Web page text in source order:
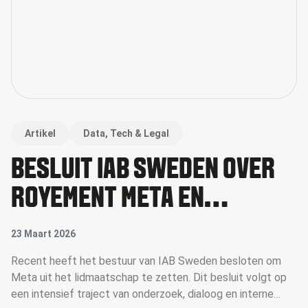
Artikel Data, Tech & Legal
BESLUIT IAB SWEDEN OVER
ROYEMENT META EN
BREDERE IMPLICATIES VOOR
DE DIGITALE
ADVERTENTIEKETEN
23 Maart 2026
Recent heeft het bestuur van IAB Sweden besloten om
Meta uit het lidmaatschap te zetten. Dit besluit volgt op
een intensief traject van onderzoek, dialoog en interne